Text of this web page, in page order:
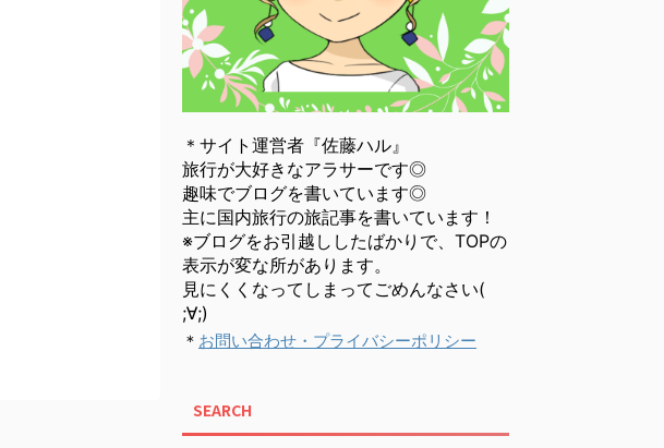
＊サイト運営者『佐藤ハル』
旅行が大好きなアラサーです◎
趣味でブログを書いています◎
主に国内旅行の旅記事を書いています！
※ブログをお引越ししたばかりで、TOPの
表示が変な所があります。
見にくくなってしまってごめんなさい(
;∀;)
＊ お問い合わせ・プライバシーポリシー
SEARCH